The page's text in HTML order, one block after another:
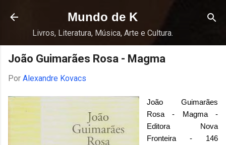
Pular para o conteúdo principal
Mundo de K
Livros, Literatura, Música, Arte e Cultura.
João Guimarães Rosa - Magma
Por Alexandre Kovacs
João Guimarães
Rosa - Magma -
Editora Nova
Fronteira - 146